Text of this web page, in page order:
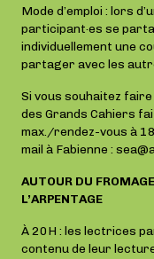
Mode d’emploi : lors
participant·es se
individuellement une
partager avec les
Si vous souhaitez
des Grands Cahiers
max./rendez-vous à
mail à Fabienne :
AUTOUR DU
L’ARPENTAGE
À 20H : les lectrices
contenu de leur